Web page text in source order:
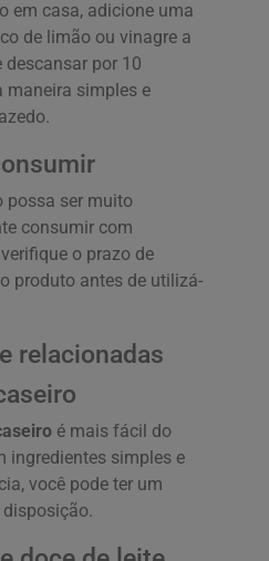
em casa, adicione uma
de limão ou vinagre a
descansar por 10
maneira simples e
possa ser muito
consumir com
o prazo de
produto antes de utilizá-
relacionadas
é mais fácil do
ingredientes simples e
você pode ter um